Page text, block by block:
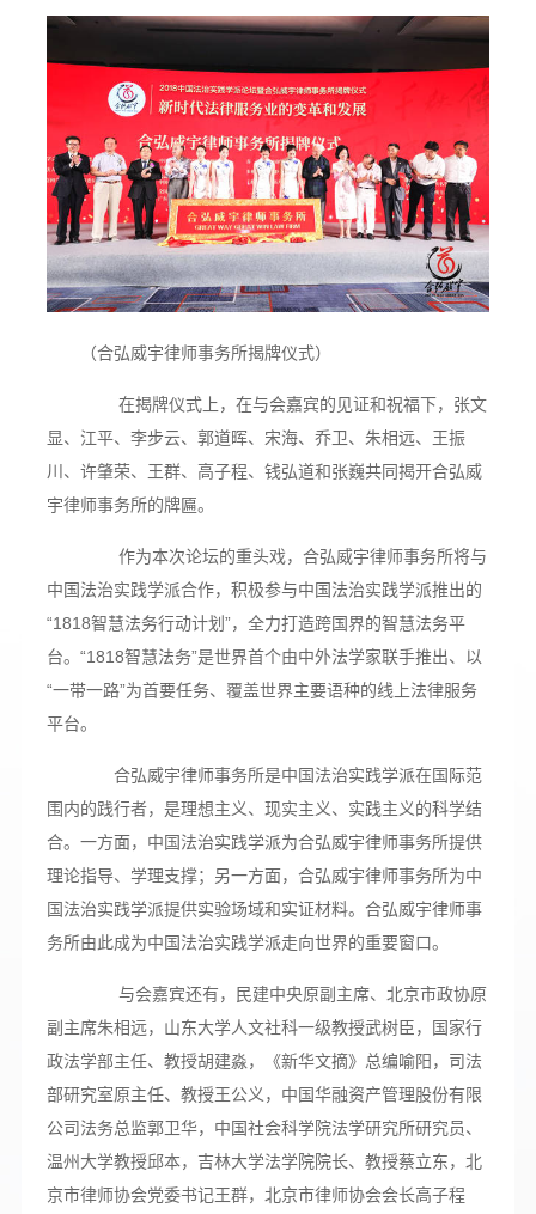
（合弘威宇律师事务所揭牌仪式）
在揭牌仪式上，在与会嘉宾的见证和祝福下，张文
显、江平、李步云、郭道晖、宋海、乔卫、朱相远、王振
川、许肇荣、王群、高子程、钱弘道和张巍共同揭开合弘威
宇律师事务所的牌匾。
作为本次论坛的重头戏，合弘威宇律师事务所将与
中国法治实践学派合作，积极参与中国法治实践学派推出的
“1818智慧法务行动计划”，全力打造跨国界的智慧法务平
台。“1818智慧法务”是世界首个由中外法学家联手推出、以
“一带一路”为首要任务、覆盖世界主要语种的线上法律服务
平台。
合弘威宇律师事务所是中国法治实践学派在国际范
围内的践行者，是理想主义、现实主义、实践主义的科学结
合。一方面，中国法治实践学派为合弘威宇律师事务所提供
理论指导、学理支撑；另一方面，合弘威宇律师事务所为中
国法治实践学派提供实验场域和实证材料。合弘威宇律师事
务所由此成为中国法治实践学派走向世界的重要窗口。
与会嘉宾还有，民建中央原副主席、北京市政协原
副主席朱相远，山东大学人文社科一级教授武树臣，国家行
政法学部主任、教授胡建淼，《新华文摘》总编喻阳，司法
部研究室原主任、教授王公义，中国华融资产管理股份有限
公司法务总监郭卫华，中国社会科学院法学研究所研究员、
温州大学教授邱本，吉林大学法学院院长、教授蔡立东，北
京市律师协会党委书记王群，北京市律师协会会长高子程